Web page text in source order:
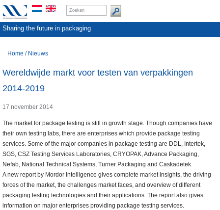
Sharing the future in packaging
Home / Nieuws
Wereldwijde markt voor testen van verpakkingen
2014-2019
17 november 2014
The market for package testing is still in growth stage. Though companies have
their own testing labs, there are enterprises which provide package testing
services. Some of the major companies in package testing are DDL, Intertek,
SGS, CSZ Testing Services Laboratories, CRYOPAK, Advance Packaging,
Nefab, National Technical Systems, Turner Packaging and Caskadetek.
A new report by Mordor Intelligence gives complete market insights, the driving
forces of the market, the challenges market faces, and overview of different
packaging testing technologies and their applications. The report also gives
information on major enterprises providing package testing services.